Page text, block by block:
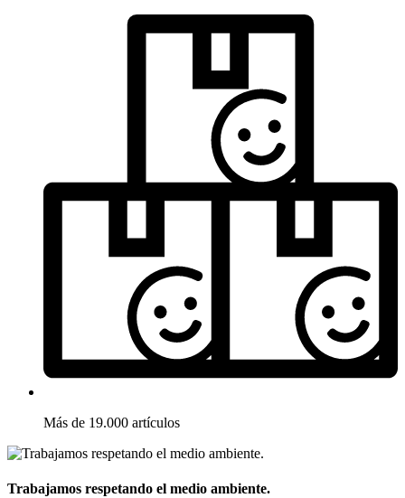
Más de 19.000 artículos
Trabajamos respetando el medio ambiente.